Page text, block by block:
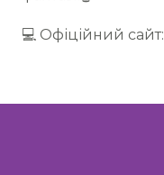
💻 Офіційний сайт: